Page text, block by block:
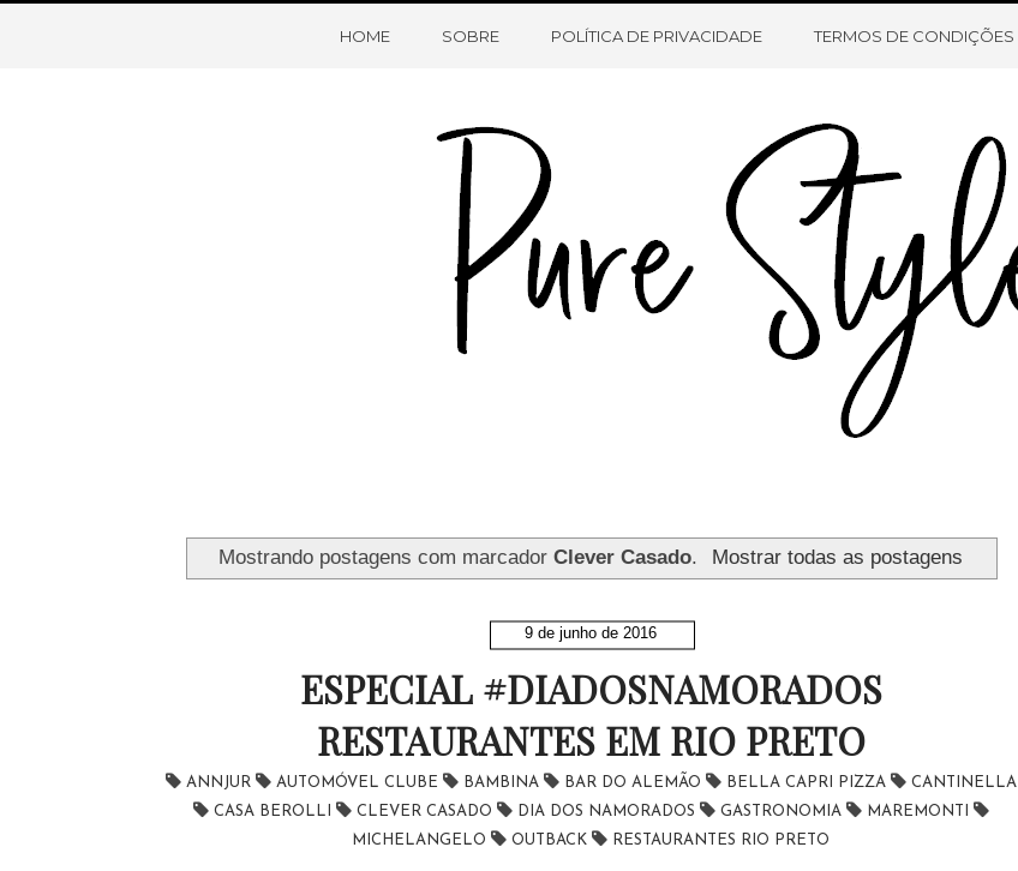
HOME SOBRE O BLOG CONTATO
HOME SOBRE POLÍTICA DE PRIVACIDADE TERMOS DE CONDIÇÕES
Mostrando postagens com marcadorClever Casado. Mostrar todas as postagens
9 de junho de 2016
ESPECIAL #DIADOSNAMORADOS
RESTAURANTES EM RIO PRETO
ANNJUR AUTOMÓVEL CLUBE BAMBINA BAR DO ALEMÃO BELLA CAPRI PIZZA
CANTINELLA
CASA BEROLLI
CLEVER CASADO DIA DOS NAMORADOS GASTRONOMIA
MAREMONTI
MICHELANGELO
OUTBACK RESTAURANTES RIO PRETO